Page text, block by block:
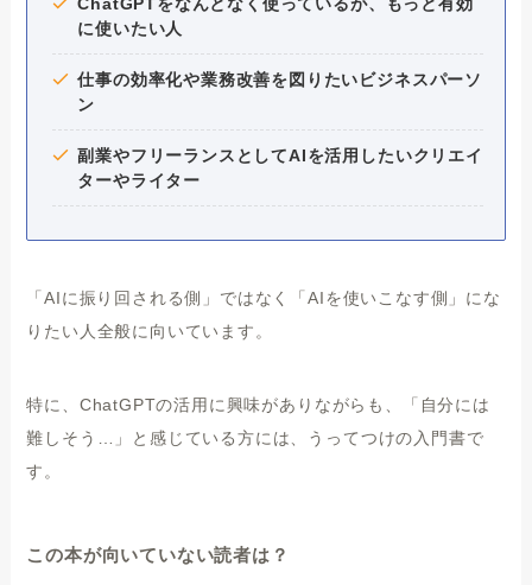
に使いたい人
仕事の効率化や業務改善を図りたいビジネスパーソ
ン
副業やフリーランスとしてAIを活用したいクリエイ
ターやライター
「AIに振り回される側」ではなく「AIを使いこなす側」にな
りたい人全般に向いています。
特に、ChatGPTの活用に興味がありながらも、「自分には
難しそう…」と感じている方には、うってつけの入門書で
す。
この本が向いていない読者は？